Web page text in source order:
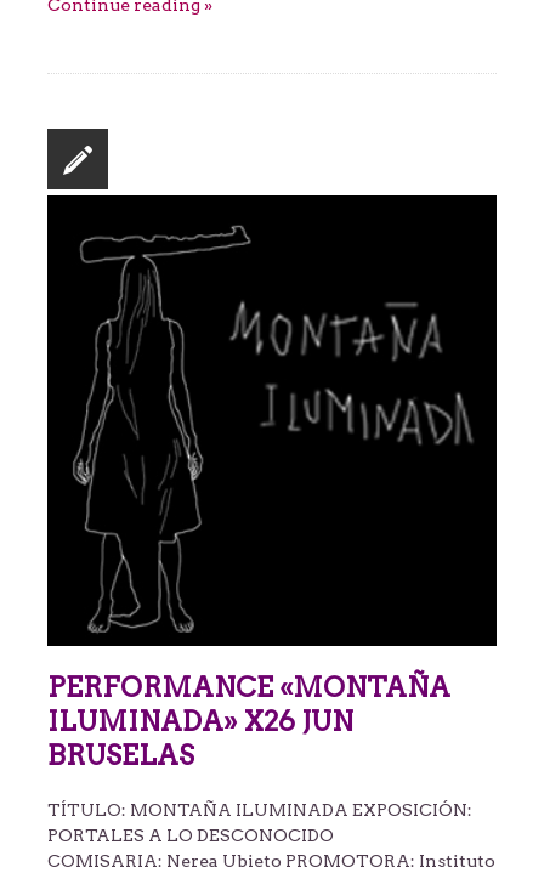
Continue reading »
PERFORMANCE «MONTAÑA
ILUMINADA» X26 JUN
BRUSELAS
TÍTULO: MONTAÑA ILUMINADA EXPOSICIÓN:
PORTALES A LO DESCONOCIDO
COMISARIA: Nerea Ubieto PROMOTORA: Instituto